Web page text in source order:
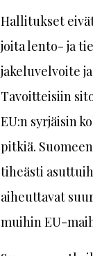
Hallitukset
joita lento- ja
jakeluvelvoite
Tavoitteisiin
EU:n syrjäisin
pitkiä.
tiheästi
aiheuttavat
muihin EU-